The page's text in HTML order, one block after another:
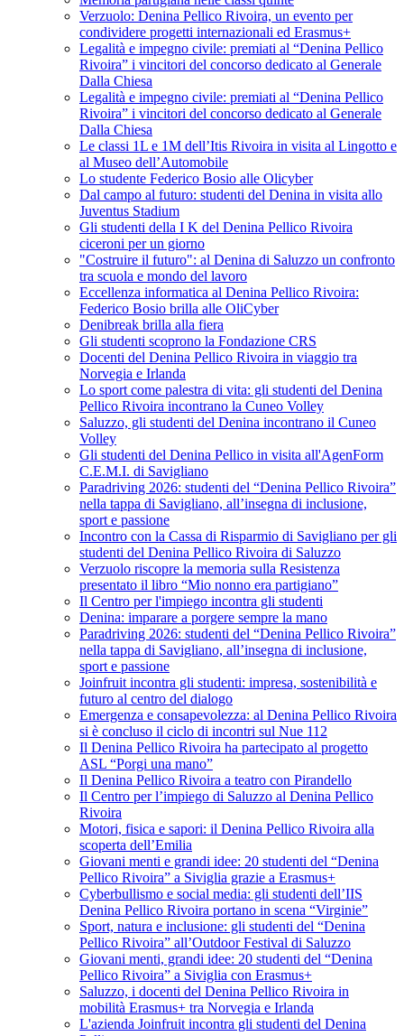
Verzuolo: Denina Pellico Rivoira, un evento per
condividere progetti internazionali ed Erasmus+
Legalità e impegno civile: premiati al “Denina Pellico
Rivoira” i vincitori del concorso dedicato al Generale
Dalla Chiesa
Legalità e impegno civile: premiati al “Denina Pellico
Rivoira” i vincitori del concorso dedicato al Generale
Dalla Chiesa
Le classi 1L e 1M dell’Itis Rivoira in visita al Lingotto e
al Museo dell’Automobile
Lo studente Federico Bosio alle Olicyber
Dal campo al futuro: studenti del Denina in visita allo
Juventus Stadium
Gli studenti della I K del Denina Pellico Rivoira
ciceroni per un giorno
"Costruire il futuro": al Denina di Saluzzo un confronto
tra scuola e mondo del lavoro
Eccellenza informatica al Denina Pellico Rivoira:
Federico Bosio brilla alle OliCyber
Denibreak brilla alla fiera
Gli studenti scoprono la Fondazione CRS
Docenti del Denina Pellico Rivoira in viaggio tra
Norvegia e Irlanda
Lo sport come palestra di vita: gli studenti del Denina
Pellico Rivoira incontrano la Cuneo Volley
Saluzzo, gli studenti del Denina incontrano il Cuneo
Volley
Gli studenti del Denina Pellico in visita all'AgenForm
C.E.M.I. di Savigliano
Paradriving 2026: studenti del “Denina Pellico Rivoira”
nella tappa di Savigliano, all’insegna di inclusione,
sport e passione
Incontro con la Cassa di Risparmio di Savigliano per gli
studenti del Denina Pellico Rivoira di Saluzzo
Verzuolo riscopre la memoria sulla Resistenza
presentato il libro “Mio nonno era partigiano”
Il Centro per l'impiego incontra gli studenti
Denina: imparare a porgere sempre la mano
Paradriving 2026: studenti del “Denina Pellico Rivoira”
nella tappa di Savigliano, all’insegna di inclusione,
sport e passione
Joinfruit incontra gli studenti: impresa, sostenibilità e
futuro al centro del dialogo
Emergenza e consapevolezza: al Denina Pellico Rivoira
si è concluso il ciclo di incontri sul Nue 112
Il Denina Pellico Rivoira ha partecipato al progetto
ASL “Porgi una mano”
Il Denina Pellico Rivoira a teatro con Pirandello
Il Centro per l’impiego di Saluzzo al Denina Pellico
Rivoira
Motori, fisica e sapori: il Denina Pellico Rivoira alla
scoperta dell’Emilia
Giovani menti e grandi idee: 20 studenti del “Denina
Pellico Rivoira” a Siviglia grazie a Erasmus+
Cyberbullismo e social media: gli studenti dell’IIS
Denina Pellico Rivoira portano in scena “Virginie”
Sport, natura e inclusione: gli studenti del “Denina
Pellico Rivoira” all’Outdoor Festival di Saluzzo
Giovani menti, grandi idee: 20 studenti del “Denina
Pellico Rivoira” a Siviglia con Erasmus+
Saluzzo, i docenti del Denina Pellico Rivoira in
mobilità Erasmus+ tra Norvegia e Irlanda
L'azienda Joinfruit incontra gli studenti del Denina